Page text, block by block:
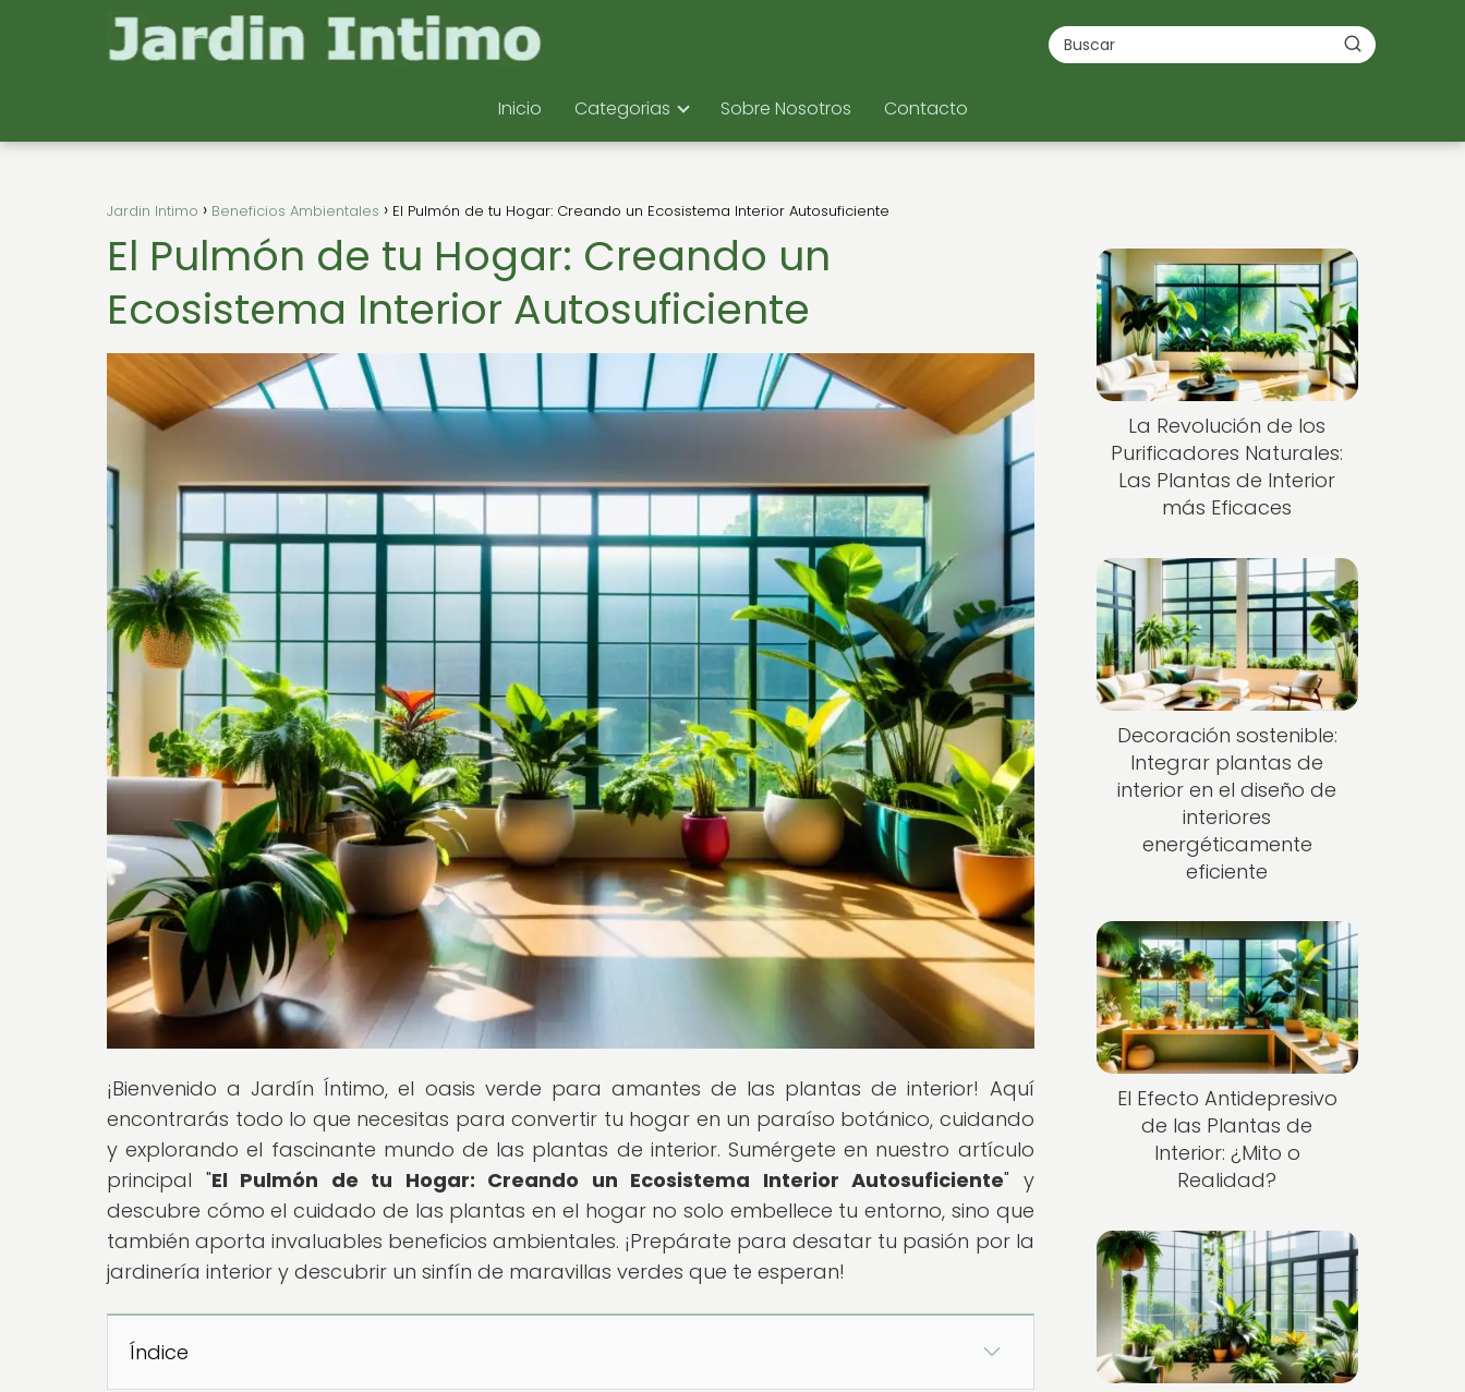
Inicio Categorias Sobre Nosotros Contacto
Jardin Intimo Beneficios Ambientales El Pulmón de tu Hogar: Creando un Ecosistema Interior Autosuficiente
El Pulmón de tu Hogar: Creando un
Ecosistema Interior Autosuficiente
¡Bienvenido a Jardín Íntimo, el oasis verde para amantes de las plantas de interior! Aquí
encontrarás todo lo que necesitas para convertir tu hogar en un paraíso botánico, cuidando
y explorando el fascinante mundo de las plantas de interior. Sumérgete en nuestro artículo
principal "El Pulmón de tu Hogar: Creando un Ecosistema Interior Autosuficiente" y
descubre cómo el cuidado de las plantas en el hogar no solo embellece tu entorno, sino que
también aporta invaluables beneficios ambientales. ¡Prepárate para desatar tu pasión por la
jardinería interior y descubrir un sinfín de maravillas verdes que te esperan!
Índice
La Revolución de los
Purificadores Naturales:
Las Plantas de Interior
más Eficaces
Decoración sostenible:
Integrar plantas de
interior en el diseño de
interiores
energéticamente
eficiente
El Efecto Antidepresivo
de las Plantas de
Interior: ¿Mito o
Realidad?